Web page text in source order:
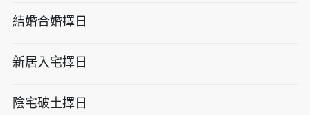
結婚合婚擇日
新居入宅擇日
陰宅破土擇日